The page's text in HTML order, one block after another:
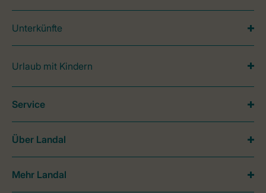
Unterkünfte
Urlaub mit Kindern
Service
Über Landal
Mehr Landal